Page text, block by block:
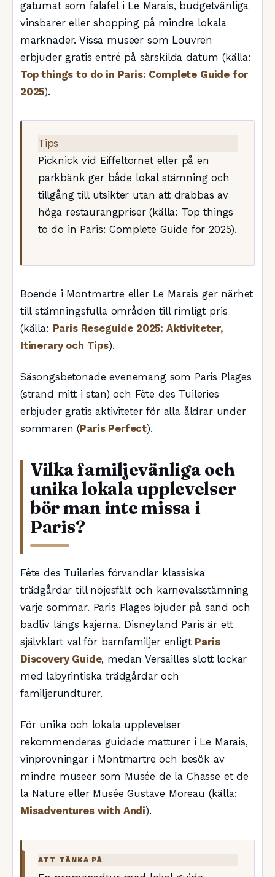
gatumat som falafel i Le Marais, budgetvänliga
vinsbarer eller shopping på mindre lokala
marknader. Vissa museer som Louvren
erbjuder gratis entré på särskilda datum (källa:
Top things to do in Paris: Complete Guide for
2025).
Tips
Picknick vid Eiffeltornet eller på en
parkbänk ger både lokal stämning och
tillgång till utsikter utan att drabbas av
höga restaurangpriser (källa: Top things
to do in Paris: Complete Guide for 2025).
Boende i Montmartre eller Le Marais ger närhet
till stämningsfulla områden till rimligt pris
(källa: Paris Reseguide 2025: Aktiviteter,
Itinerary och Tips).
Säsongsbetonade evenemang som Paris Plages
(strand mitt i stan) och Fête des Tuileries
erbjuder gratis aktiviteter för alla åldrar under
sommaren (Paris Perfect).
Vilka familjevänliga och
unika lokala upplevelser
bör man inte missa i
Paris?
Fête des Tuileries förvandlar klassiska
trädgårdar till nöjesfält och karnevalsstämning
varje sommar. Paris Plages bjuder på sand och
badliv längs kajerna. Disneyland Paris är ett
självklart val för barnfamiljer enligt Paris
Discovery Guide, medan Versailles slott lockar
med labyrintiska trädgårdar och
familjerundturer.
För unika och lokala upplevelser
rekommenderas guidade matturer i Le Marais,
vinprovningar i Montmartre och besök av
mindre museer som Musée de la Chasse et de
la Nature eller Musée Gustave Moreau (källa:
Misadventures with Andi).
ATT TÄNKA PÅ